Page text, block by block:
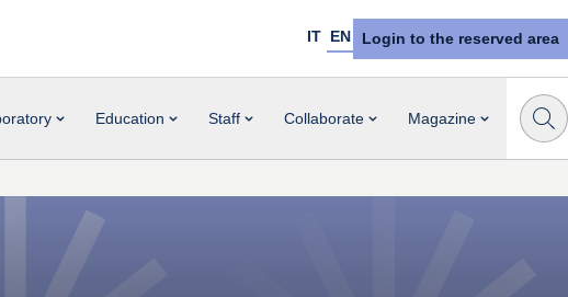
IT EN Login to the reserved area
Education Staff Collaborate Magazine